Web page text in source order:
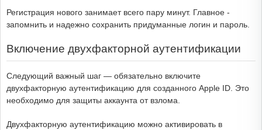
Регистрация нового занимает всего пару минут. Главное -
запомнить и надежно сохранить придуманные логин и пароль.
Включение двухфакторной аутентификации
Следующий важный шаг — обязательно включите
двухфакторную аутентификацию для созданного Apple ID. Это
необходимо для защиты аккаунта от взлома.
Двухфакторную аутентификацию можно активировать в